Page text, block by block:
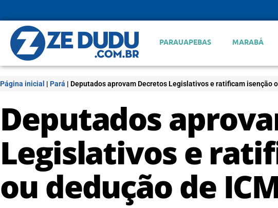
PARAUAPEBAS MARABÁ
Página inicial | Pará | Deputados aprovam Decretos Legislativos e ratificam isenção
Deputados
Legislativos e
ou dedução de